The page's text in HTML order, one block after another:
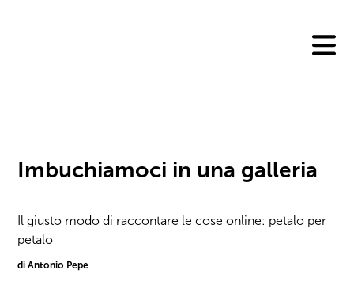
Imbuchiamoci in una galleria
Il giusto modo di raccontare le cose online: petalo per
petalo
di Antonio Pepe